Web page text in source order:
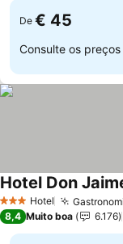
De € 45
Consulte os
3 EstrelasHotel
Hotel Don
8,4 Muito boa 6.176